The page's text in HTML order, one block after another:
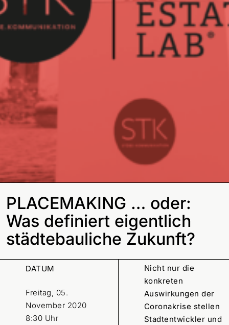
PLACEMAKING … oder:
Was definiert eigentlich
städtebauliche Zukunft?
DATUM
Freitag, 05.
November 2020
8:30 Uhr
Nicht nur die
konkreten
Auswirkungen der
Coronakrise stellen
Stadtentwickler und